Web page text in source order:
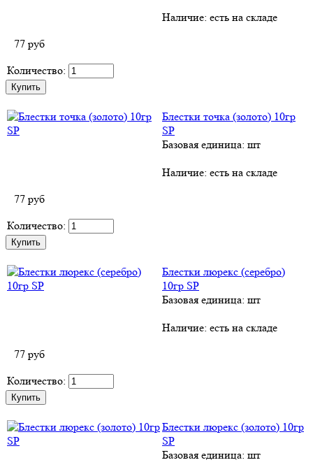
Наличие: есть на складе
77 руб
Количество:
Блестки точка (золото) 10гр
SP
Базовая единица: шт
Наличие: есть на складе
77 руб
Количество:
Блестки люрекс (серебро)
10гр SP
Базовая единица: шт
Наличие: есть на складе
77 руб
Количество:
Блестки люрекс (золото) 10гр
SP
Базовая единица: шт